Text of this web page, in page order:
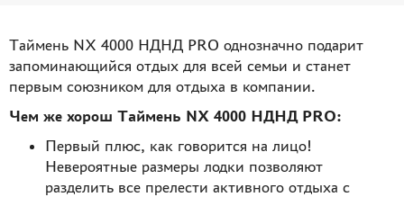
Таймень NX 4000 НДНД PRO однозначно подарит
запоминающийся отдых для всей семьи и станет
первым союзником для отдыха в компании.
Чем же хорош Таймень NX 4000 НДНД PRO:
Первый плюс, как говорится на лицо!
Невероятные размеры лодки позволяют
разделить все прелести активного отдыха с